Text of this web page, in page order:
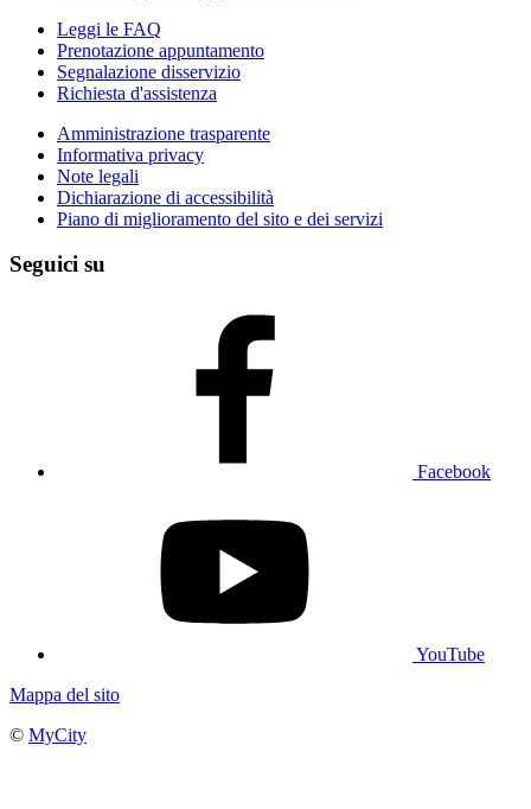
Leggi le FAQ
Prenotazione appuntamento
Segnalazione disservizio
Richiesta d'assistenza
Amministrazione trasparente
Informativa privacy
Note legali
Dichiarazione di accessibilità
Piano di miglioramento del sito e dei servizi
Seguici su
Facebook
YouTube
Mappa del sito
© MyCity